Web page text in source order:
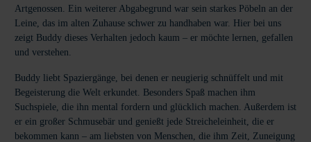
Artgenossen. Ein weiterer Abgabegrund war sein starkes Pöbeln an der
Leine, das im alten Zuhause schwer zu handhaben war. Hier bei uns
zeigt Buddy dieses Verhalten jedoch kaum – er möchte lernen, gefallen
und verstehen.
Buddy liebt Spaziergänge, bei denen er neugierig schnüffelt und mit
Begeisterung die Welt erkundet. Besonders Spaß machen ihm
Suchspiele, die ihn mental fordern und glücklich machen. Außerdem ist
er ein großer Schmusebär und genießt jede Streicheleinheit, die er
bekommen kann – am liebsten von Menschen, die ihm Zeit, Zuneigung